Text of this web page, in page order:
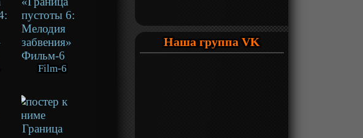
Film-6
Наша группа VK